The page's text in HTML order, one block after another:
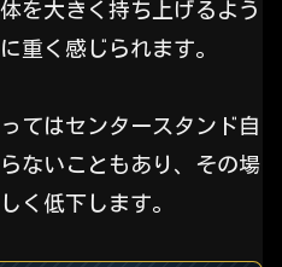
を大きく持ち上げるよう
重く感じられます。
てはセンタースタンド自
ないこともあり、その場
く低下します。